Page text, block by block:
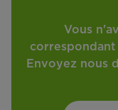
Vous
Envoyez nous